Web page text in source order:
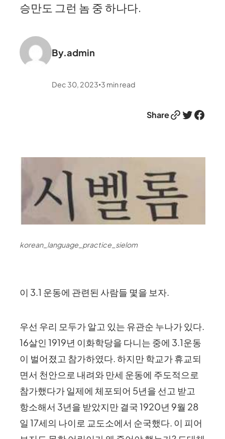
승만도 그런 놈 중 하나다.
By.admin
Dec 30, 2023 •3 min read
ShareLink Twitter Facebook
korean_language_practice_sielom
이 3.1 운동에 관련된 사람들 몇을 보자.
우선 우리 모두가 알고 있는 유관순 누나가 있다.
16살인 1919년 이화학당을 다니는 중에 3.1운동
이 벌어졌고 참가하였다. 하지만 학교가 휴교되
면서 천안으로 내려와 만세 운동에 주도적으로
참가했다가 일제에 체포되어 5년을 선고 받고
항소해서 3년을 받았지만 결국 1920년 9월 28
일 17세의 나이로 교도소에서 순국했다. 이 피어